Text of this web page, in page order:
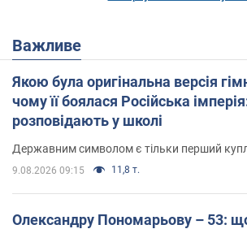
Важливе
Якою була оригінальна версія
чому її боялася Російська
розповідають у школі
Державним символом є тільки перший
9.08.2026 09:15 11,8 т.
Олександру Пономарьову – 53: